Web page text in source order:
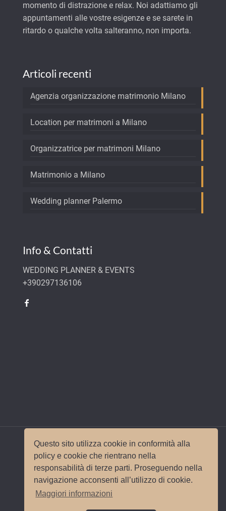
Questo sito utilizza cookie in conformità alla
policy e cookie che rientrano nella
responsabilità di terze parti. Proseguendo nella
navigazione acconsenti all’utilizzo di cookie.
Maggiori informazioni
momento di distrazione e relax. Noi adattiamo gli
appuntamenti alle vostre esigenze e se sarete in
ritardo o qualche volta salteranno, non importa.
Articoli recenti
Agenzia organizzazione matrimonio Milano
Location per matrimoni a Milano
Organizzatrice per matrimoni Milano
Matrimonio a Milano
Wedding planner Palermo
Info & Contatti
WEDDING PLANNER & EVENTS
+390297136106
© 2017 Wedding Planner Milano Italy |Mappa del
sito|Privacy e Cookie PolicySito e
posizionamento realizzato dall'